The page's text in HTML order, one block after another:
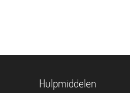
Hulpmiddelen